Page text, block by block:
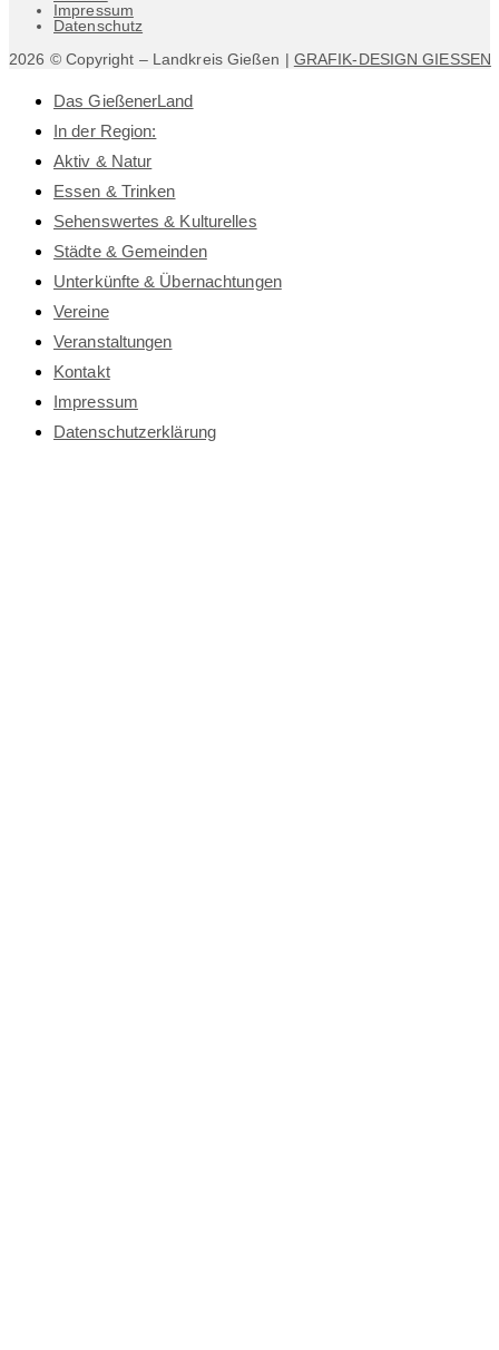
Impressum
Datenschutz
2026 © Copyright – Landkreis Gießen | GRAFIK-DESIGN GIESSEN
Das GießenerLand
In der Region:
Aktiv & Natur
Essen & Trinken
Sehenswertes & Kulturelles
Städte & Gemeinden
Unterkünfte & Übernachtungen
Vereine
Veranstaltungen
Kontakt
Impressum
Datenschutz­erklärung